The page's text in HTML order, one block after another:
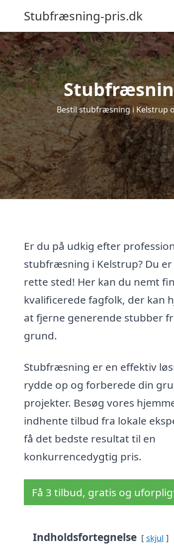
Stubfræsning-pris.dk
Bestil stubfræsning i Kelstrup
Er du på udkig efter
stubfræsning i Kelstrup? Du
rette sted! Her kan du nemt
kvalificerede fagfolk, der kan
at fjerne generende stubber
grund.
Stubfræsning er en effektiv
rydde op og forberede din
projekter. Besøg vores
indhente tilbud fra lokale
få det bedste resultat til en
konkurrencedygtig pris.
Få 3 tilbud, gratis og
Indholdsfortegnelse skjul